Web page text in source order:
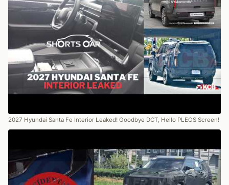
2027 Hyundai Santa Fe Interior Leaked! Goodbye DCT, Hello PLEOS Screen!